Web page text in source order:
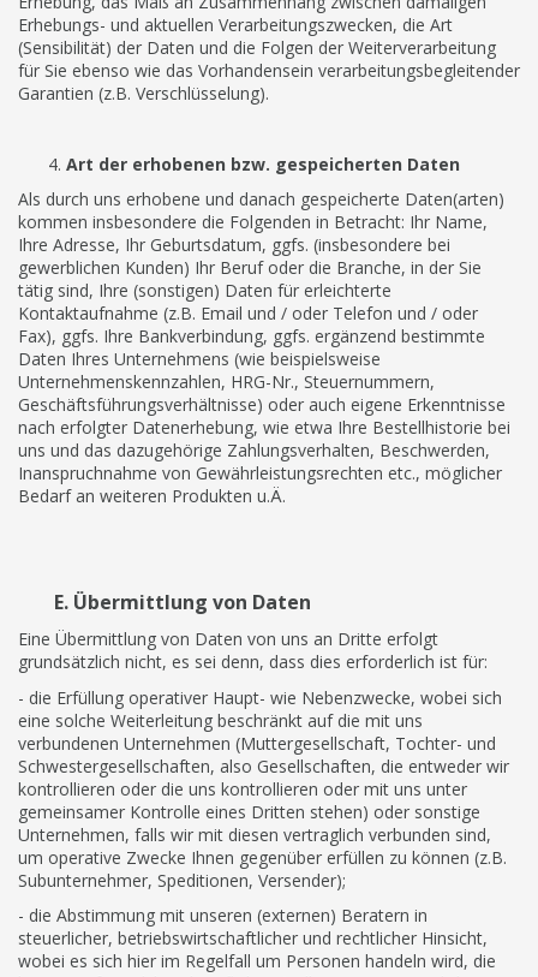
Erhebungs- und aktuellen Verarbeitungszwecken, die Art
(Sensibilität) der Daten und die Folgen der Weiterverarbeitung
für Sie ebenso wie das Vorhandensein verarbeitungsbegleitender
Garantien (z.B. Verschlüsselung).
Art der erhobenen bzw. gespeicherten Daten
Als durch uns erhobene und danach gespeicherte Daten(arten)
kommen insbesondere die Folgenden in Betracht: Ihr Name,
Ihre Adresse, Ihr Geburtsdatum, ggfs. (insbesondere bei
gewerblichen Kunden) Ihr Beruf oder die Branche, in der Sie
tätig sind, Ihre (sonstigen) Daten für erleichterte
Kontaktaufnahme (z.B. Email und / oder Telefon und / oder
Fax), ggfs. Ihre Bankverbindung, ggfs. ergänzend bestimmte
Daten Ihres Unternehmens (wie beispielsweise
Unternehmenskennzahlen, HRG-Nr., Steuernummern,
Geschäftsführungsverhältnisse) oder auch eigene Erkenntnisse
nach erfolgter Datenerhebung, wie etwa Ihre Bestellhistorie bei
uns und das dazugehörige Zahlungsverhalten, Beschwerden,
Inanspruchnahme von Gewährleistungsrechten etc., möglicher
Bedarf an weiteren Produkten u.Ä.
E. Übermittlung von Daten
Eine Übermittlung von Daten von uns an Dritte erfolgt
grundsätzlich nicht, es sei denn, dass dies erforderlich ist für:
- die Erfüllung operativer Haupt- wie Nebenzwecke, wobei sich
eine solche Weiterleitung beschränkt auf die mit uns
verbundenen Unternehmen (Muttergesellschaft, Tochter- und
Schwestergesellschaften, also Gesellschaften, die entweder wir
kontrollieren oder die uns kontrollieren oder mit uns unter
gemeinsamer Kontrolle eines Dritten stehen) oder sonstige
Unternehmen, falls wir mit diesen vertraglich verbunden sind,
um operative Zwecke Ihnen gegenüber erfüllen zu können (z.B.
Subunternehmer, Speditionen, Versender);
- die Abstimmung mit unseren (externen) Beratern in
steuerlicher, betriebswirtschaftlicher und rechtlicher Hinsicht,
wobei es sich hier im Regelfall um Personen handeln wird, die